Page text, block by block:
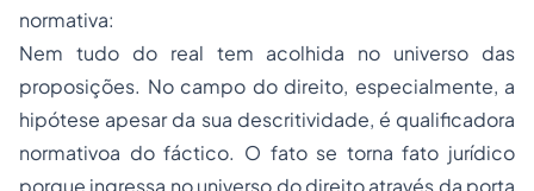
normativa:
Nem tudo do real tem acolhida no universo das
proposições. No campo do direito, especialmente, a
hipótese apesar da sua descritividade, é qualificadora
normativoa do fáctico. O fato se torna fato jurídico
porque ingressa no universo do direito através da porta